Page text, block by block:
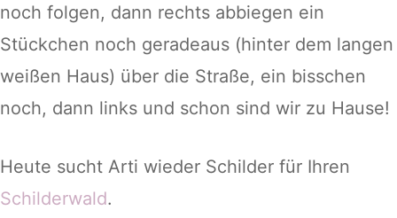
noch folgen, dann rechts abbiegen ein
Stückchen noch geradeaus (hinter dem langen
weißen Haus) über die Straße, ein bisschen
noch, dann links und schon sind wir zu Hause!
Heute sucht Arti wieder Schilder für Ihren
Schilderwald.